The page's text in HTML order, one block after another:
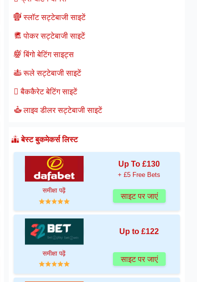
स्लॉट सट्टेबाजी साइटें
पोकर सट्टेबाजी साइटें
बिंगो बेटिंग साइट्स
रूले सट्टेबाजी साइटें
बैककैरेट बेटिंग साइटें
लाइव डीलर सट्टेबाजी साइटें
बेस्ट बुकमेकर्स लिस्ट
Up To £130
+ £5 Free Bets
समीक्षा पढ़ें
साइट पर जाएं
Up to £122
समीक्षा पढ़ें
साइट पर जाएं